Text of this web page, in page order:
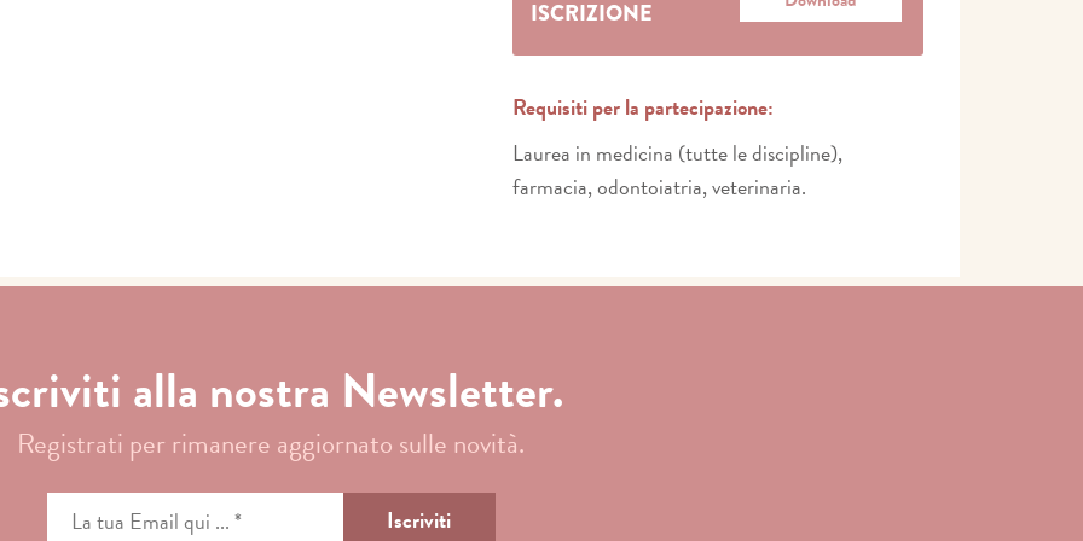
ISCRIZIONE
Requisiti per la partecipazione:
Laurea in medicina (tutte le discipline),
farmacia, odontoiatria, veterinaria.
alla nostra Newsletter.
Registrati per rimanere aggiornato sulle novità.